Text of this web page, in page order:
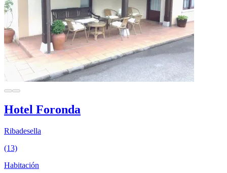
Hotel Foronda
Ribadesella
(13)
Habitación